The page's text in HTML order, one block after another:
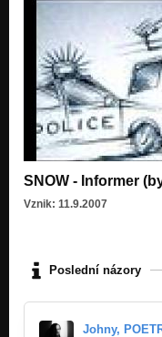
SNOW - Informer
Vznik: 11.9.2007
Poslední názory
Johny,